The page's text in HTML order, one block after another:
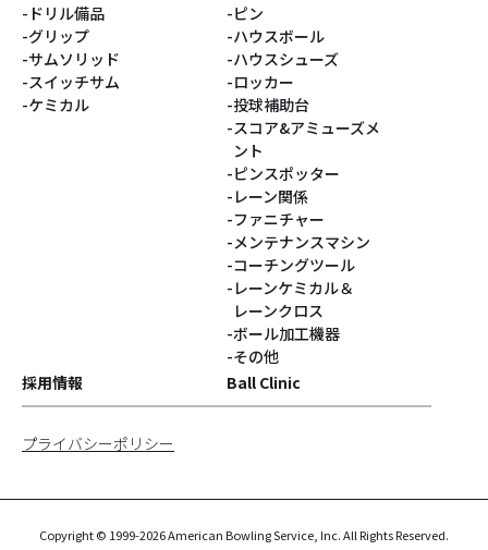
ドリル備品
グリップ
サムソリッド
スイッチサム
ケミカル
ピン
ハウスボール
ハウスシューズ
ロッカー
投球補助台
スコア&アミューズメ
ント
ピンスポッター
レーン関係
ファニチャー
メンテナンスマシン
コーチングツール
レーンケミカル＆
レーンクロス
ボール加工機器
その他
採用情報
Ball Clinic
プライバシーポリシー
Copyright © 1999-2026 American Bowling Service, Inc. All Rights Reserved.